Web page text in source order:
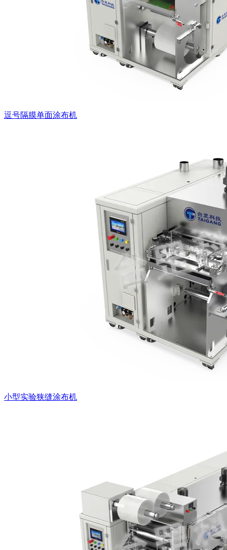
逗号隔膜单面涂布机
小型实验狭缝涂布机